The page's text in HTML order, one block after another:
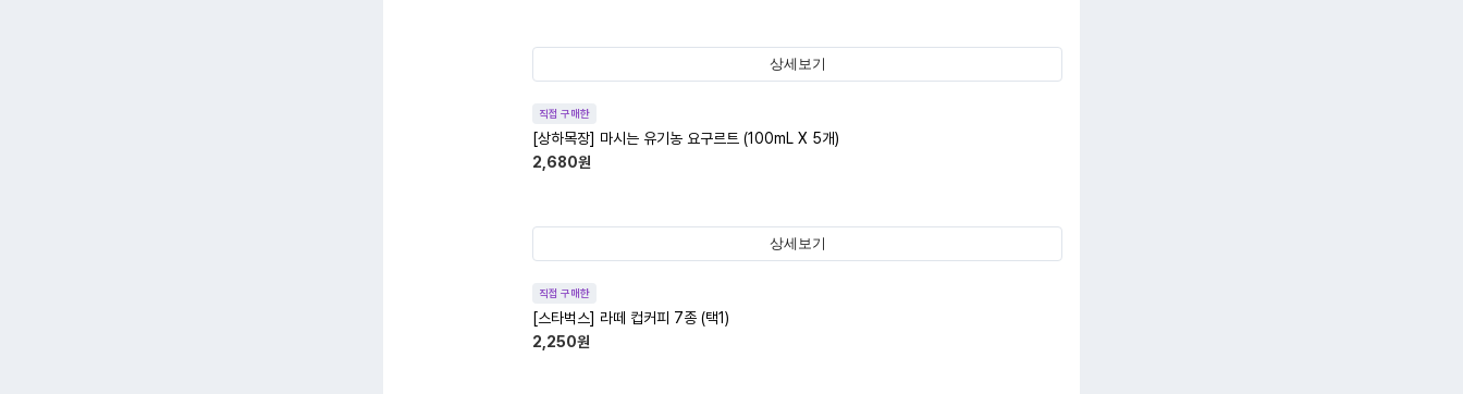
상세보기
직접 구매한
[상하목장] 마시는 유기농 요구르트 (100mL X 5개)
2,680원
상세보기
직접 구매한
[스타벅스] 라떼 컵커피 7종 (택1)
2,250원